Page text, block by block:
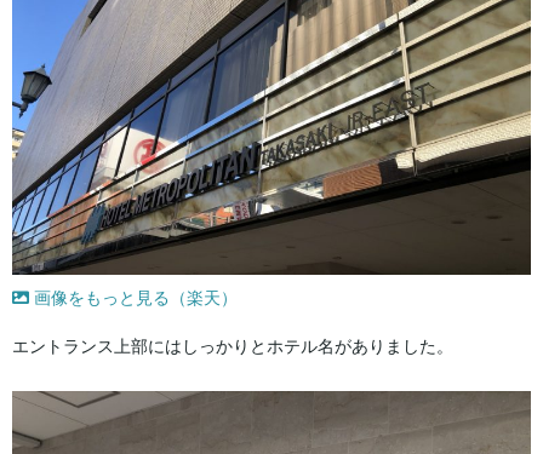
画像をもっと見る（楽天）
エントランス上部にはしっかりとホテル名がありました。